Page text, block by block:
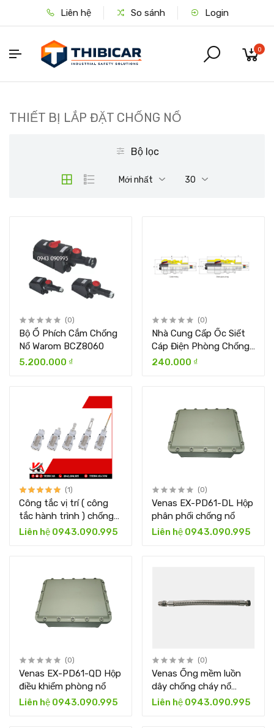
Liên hệ So sánh Login
0
THIẾT BỊ LẮP ĐẶT CHỐNG NỔ
Bộ lọc
Mới nhất 30
(0)
Bộ Ổ Phích Cắm Chống
Nổ Warom BCZ8060
5.200.000 ₫
(0)
Nhà Cung Cấp Ốc Siết
Cáp Điện Phòng Chống
Nổ
240.000 ₫
(1)
Công tắc vị trí ( công
tắc hành trình ) chống
cháy nổ Warom HRZX91
Liên hệ 0943.090.995
(0)
Venas EX-PD61-DL Hộp
phân phối chống nổ
Liên hệ 0943.090.995
(0)
Venas EX-PD61-QD Hộp
điều khiểm phòng nổ
Liên hệ 0943.090.995
(0)
Venas Ống mềm luồn
dây chống cháy nổ
Series EX-NG
Liên hệ 0943.090.995